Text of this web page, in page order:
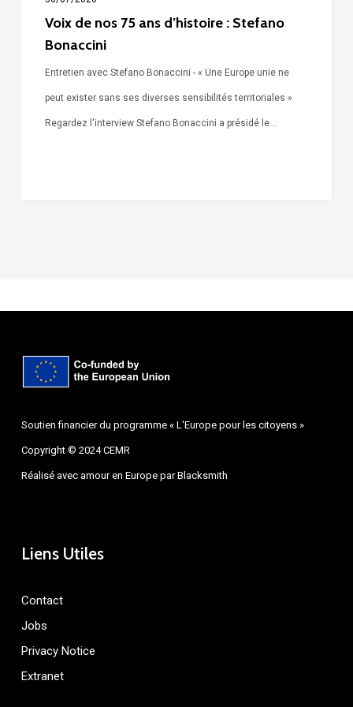
Voix de nos 75 ans d’histoire : Stefano
Bonaccini
Entretien avec Stefano Bonaccini - « Une Europe unie ne
peut exister sans ses diverses sensibilités territoriales »
Regardez l'interview Stefano Bonaccini a présidé le…
Soutien financier du programme « L'Europe pour les citoyens »
Copyright © 2024 CEMR
Réalisé avec amour en Europe parBlacksmith
Liens Utiles
Contact
Jobs
Privacy Notice
Extranet